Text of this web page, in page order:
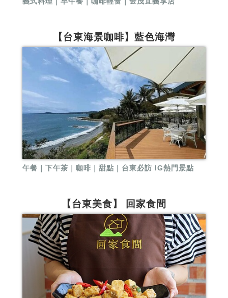
【台東海景咖啡】藍色海灣
午餐｜下午茶｜咖啡｜甜點｜台東必訪 IG熱門景點
【台東美食】 回家食間